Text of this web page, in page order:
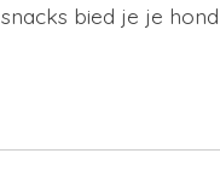
bied je je